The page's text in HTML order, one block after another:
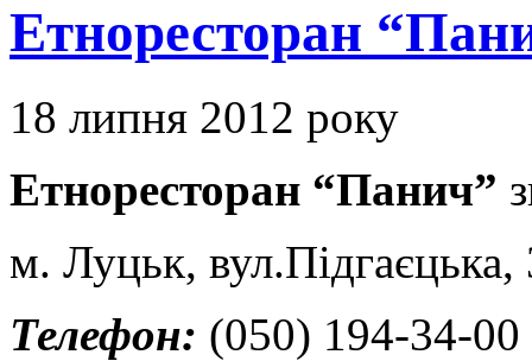
Етноресторан
18 липня 2012 року
Етноресторан “Панич”
м. Луцьк, вул.Підгаєцька,
Телефон: (050) 194-34-00